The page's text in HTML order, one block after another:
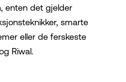
enten det gjelder
smarte
eller de ferskeste
Riwal.